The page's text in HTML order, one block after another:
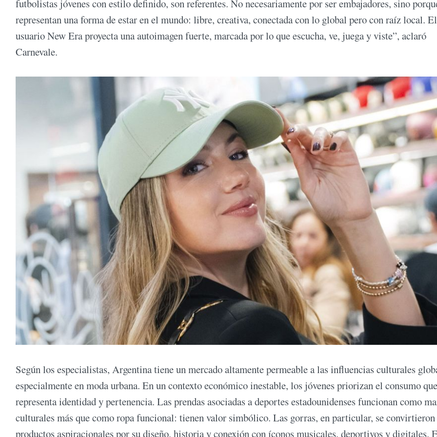
futbolistas jóvenes con estilo definido, son referentes. No necesariamente por ser embajadores, sino
representan una forma de estar en el mundo: libre, creativa, conectada con lo global pero con raíz local. El
usuario New Era proyecta una autoimagen fuerte, marcada por lo que escucha, ve, juega y viste”, aclaró
Carnevale.
Según los especialistas, Argentina tiene un mercado altamente permeable a las influencias culturales
especialmente en moda urbana. En un contexto económico inestable, los jóvenes priorizan el consumo que
representa identidad y pertenencia. Las prendas asociadas a deportes estadounidenses funcionan como
culturales más que como ropa funcional: tienen valor simbólico. Las gorras, en particular, se convirtieron
productos aspiracionales por su diseño, historia y conexión con íconos musicales, deportivos y digitales.